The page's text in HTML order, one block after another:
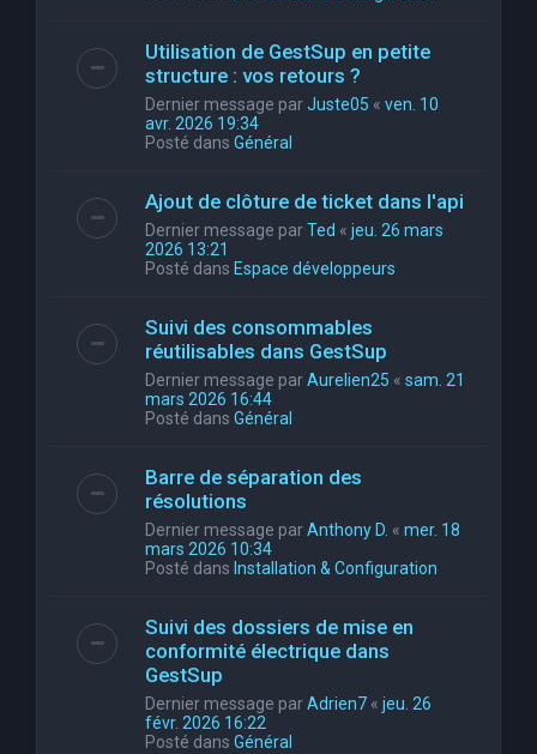
Utilisation de GestSup en petite
structure : vos retours ?
Dernier message parJuste05 « ven. 10
avr. 2026 19:34
Posté dans Général
Ajout de clôture de ticket dans l'api
Dernier message parTed « jeu. 26 mars
2026 13:21
Posté dans Espace développeurs
Suivi des consommables
réutilisables dans GestSup
Dernier message parAurelien25 « sam. 21
mars 2026 16:44
Posté dans Général
Barre de séparation des
résolutions
Dernier message parAnthony D. « mer. 18
mars 2026 10:34
Posté dans Installation & Configuration
Suivi des dossiers de mise en
conformité électrique dans
GestSup
Dernier message parAdrien7 « jeu. 26
févr. 2026 16:22
Posté dans Général